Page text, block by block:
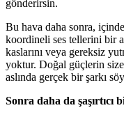
gönderirsin.
Bu hava daha sonra,
koordineli ses tellerini bir
kaslarını veya gereksiz
yoktur. Doğal güçlerin
aslında gerçek bir şarkı
Sonra daha da şaşırtıcı